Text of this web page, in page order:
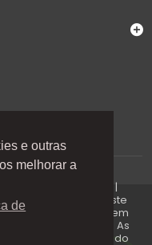
e outras
melhorar a
de
de CINCO TI
08.307.867/0001-04 |
anunciados neste
ser alterados sem
por erros descritos. As
ilustrativas do